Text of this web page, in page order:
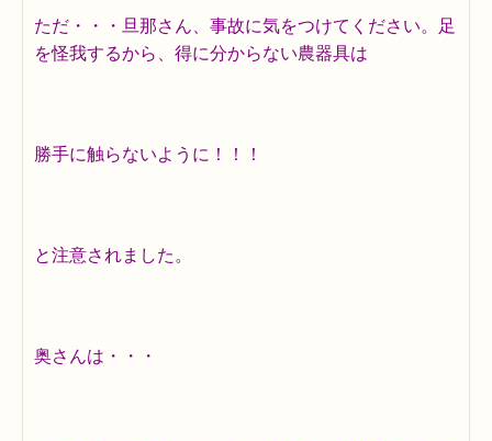
ただ・・・旦那さん、事故に気をつけてください。足
を怪我するから、得に分からない農器具は
勝手に触らないように！！！
と注意されました。
奥さんは・・・